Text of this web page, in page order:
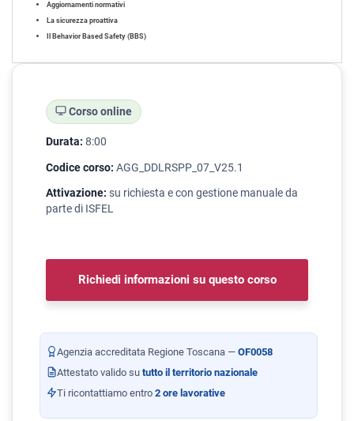
Aggiornamenti normativi
La sicurezza proattiva
Il Behavior Based Safety (BBS)
Corso online
Durata: 8:00
Codice corso: AGG_DDLRSPP_07_V25.1
Attivazione: su richiesta e con gestione manuale da
parte di ISFEL
Richiedi informazioni su questo corso
Agenzia accreditata Regione Toscana — OF0058
Attestato valido su tutto il territorio nazionale
Ti ricontattiamo entro 2 ore lavorative